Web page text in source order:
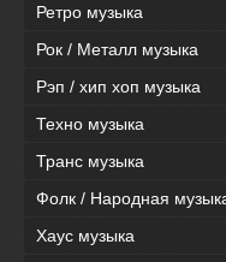
Ретро музыка
Рок / Металл музыка
Рэп / хип хоп музыка
Техно музыка
Транс музыка
Фолк / Народная
Хаус музыка